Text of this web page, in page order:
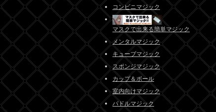
コンビニマジック
マスクで出来る簡単マジック
メンタルマジック
キューブマジック
スポンジマジック
カップ＆ボール
室内向けマジック
パドルマジック